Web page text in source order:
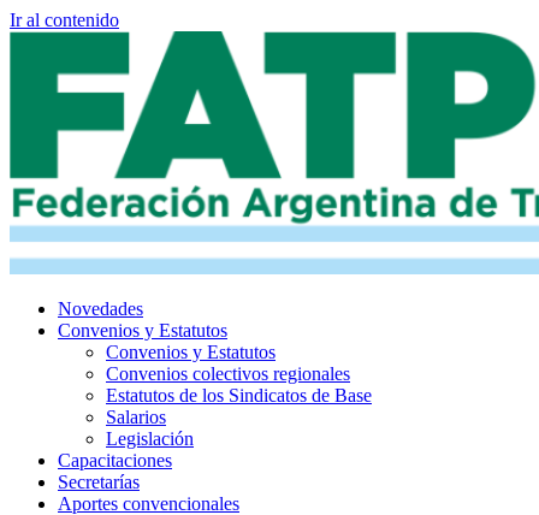
Ir al contenido
Novedades
Convenios y Estatutos
Convenios y Estatutos
Convenios colectivos regionales
Estatutos de los Sindicatos de Base
Salarios
Legislación
Capacitaciones
Secretarías
Aportes convencionales